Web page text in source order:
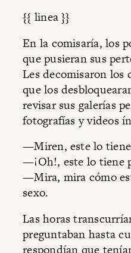
{{ linea }}
En la comisaría, los
que pusieran sus
Les decomisaron los
que los
revisar sus galerías
fotografías y videos
—Miren, este lo
—¡Oh!, este lo tiene
—Mira, mira cómo
sexo.
Las horas
preguntaban hasta
respondían que